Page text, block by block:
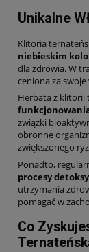
Unikalne
Klitoria
niebieskim
dla zdrowia. W
ceniona za
Herbata z klitorii
związki
obronne
zwiększonego
Ponadto,
procesy
utrzymania
pomagać w
Co